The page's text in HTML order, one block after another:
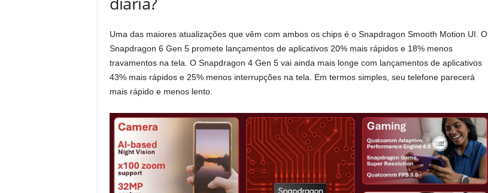
Uma das maiores atualizações que vêm com ambos os chips é o Snapdragon Smooth Motion UI. O
Snapdragon 6 Gen 5 promete lançamentos de aplicativos 20% mais rápidos e 18% menos
travamentos na tela. O Snapdragon 4 Gen 5 vai ainda mais longe com lançamentos de aplicativos
43% mais rápidos e 25% menos interrupções na tela. Em termos simples, seu telefone parecerá
mais rápido e menos lento.